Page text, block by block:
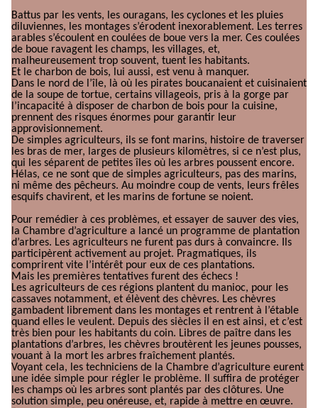
Battus par les vents, les ouragans, les cyclones et les pluies
diluviennes, les montages s’érodent inexorablement. Les terres
arables s’écoulent en coulées de boue vers la mer. Ces coulées
de boue ravagent les champs, les villages, et,
malheureusement trop souvent, tuent les habitants.
Et le charbon de bois, lui aussi, est venu à manquer.
Dans le nord de l’île, là où les pirates boucanaient et cuisinaient
de la soupe de tortue, certains villageois, pris à la gorge par
l’incapacité à disposer de charbon de bois pour la cuisine,
prennent des risques énormes pour garantir leur
approvisionnement.
De simples agriculteurs, ils se font marins, histoire de traverser
les bras de mer, larges de plusieurs kilomètres, si ce n’est plus,
qui les séparent de petites îles où les arbres poussent encore.
Hélas, ce ne sont que de simples agriculteurs, pas des marins,
ni même des pêcheurs. Au moindre coup de vents, leurs frêles
esquifs chavirent, et les marins de fortune se noient.
Pour remédier à ces problèmes, et essayer de sauver des vies,
la Chambre d’agriculture a lancé un programme de plantation
d’arbres. Les agriculteurs ne furent pas durs à convaincre. Ils
participèrent activement au projet. Pragmatiques, ils
comprirent vite l’intérêt pour eux de ces plantations.
Mais les premières tentatives furent des échecs !
Les agriculteurs de ces régions plantent du manioc, pour les
cassaves notamment, et élèvent des chèvres. Les chèvres
gambadent librement dans les montages et rentrent à l’étable
quand elles le veulent. Depuis des siècles il en est ainsi, et c’est
très bien pour les habitants du coin. Libres de paître dans les
plantations d’arbres, les chèvres broutèrent les jeunes pousses,
vouant à la mort les arbres fraîchement plantés.
Voyant cela, les techniciens de la Chambre d’agriculture eurent
une idée simple pour régler le problème. Il suffira de protéger
les champs où les arbres sont plantés par des clôtures. Une
solution simple, peu onéreuse, et, rapide à mettre en œuvre.